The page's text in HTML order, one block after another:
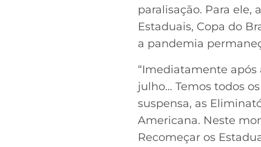
paralisação. Para
Estaduais, Copa do
a pandemia
“Imediatamente
julho… Temos todos
suspensa, as
Americana. Neste
Recomeçar os